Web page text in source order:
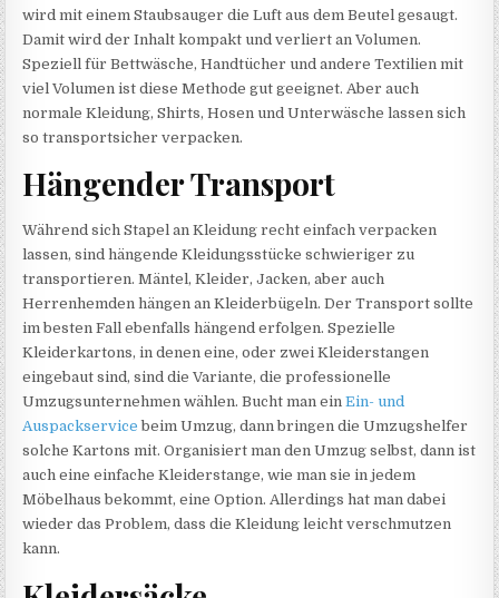
wird mit einem Staubsauger die Luft aus dem Beutel gesaugt.
Damit wird der Inhalt kompakt und verliert an Volumen.
Speziell für Bettwäsche, Handtücher und andere Textilien mit
viel Volumen ist diese Methode gut geeignet. Aber auch
normale Kleidung, Shirts, Hosen und Unterwäsche lassen sich
so transportsicher verpacken.
Hängender Transport
Während sich Stapel an Kleidung recht einfach verpacken
lassen, sind hängende Kleidungsstücke schwieriger zu
transportieren. Mäntel, Kleider, Jacken, aber auch
Herrenhemden hängen an Kleiderbügeln. Der Transport sollte
im besten Fall ebenfalls hängend erfolgen. Spezielle
Kleiderkartons, in denen eine, oder zwei Kleiderstangen
eingebaut sind, sind die Variante, die professionelle
Umzugsunternehmen wählen. Bucht man einEin- und
Auspackservice beim Umzug, dann bringen die Umzugshelfer
solche Kartons mit. Organisiert man den Umzug selbst, dann ist
auch eine einfache Kleiderstange, wie man sie in jedem
Möbelhaus bekommt, eine Option. Allerdings hat man dabei
wieder das Problem, dass die Kleidung leicht verschmutzen
kann.